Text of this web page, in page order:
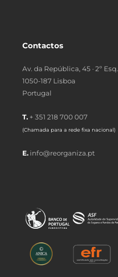
Contactos
Av. da República, 45 · 2º Esq.
1050-187 Lisboa
Portugal
T. + 351 218 700 007
(Chamada para a rede fixa nacional)
E. info@reorganiza.pt